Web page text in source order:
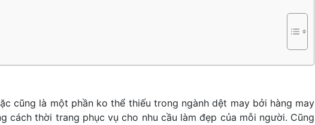
cũng là một phần ko thể thiếu trong ngành dệt may bởi hàng may
cách thời trang phục vụ cho nhu cầu làm đẹp của mỗi người. Cũng